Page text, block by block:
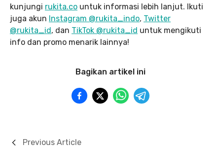
kunjungi rukita.co untuk informasi lebih lanjut. Ikuti
juga akun Instagram @rukita_indo, Twitter
@rukita_id, dan TikTok @rukita_id untuk mengikuti
info dan promo menarik lainnya!
Bagikan artikel ini
Previous Article